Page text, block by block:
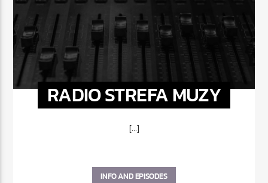
RADIO STREFA MUZY
[...]
INFO AND EPISODES